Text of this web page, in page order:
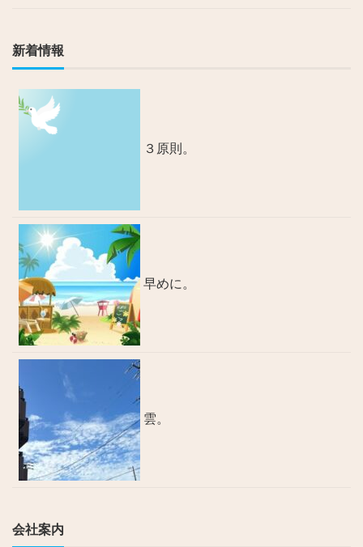
新着情報
３原則。
早めに。
雲。
会社案内